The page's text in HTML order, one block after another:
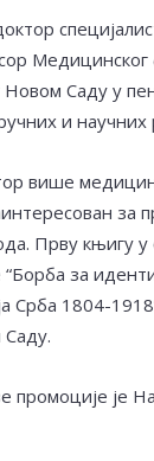
Медицинског
Саду у
и научних
више
за
Прву књигу у
за
Срба 1804-
промоције је